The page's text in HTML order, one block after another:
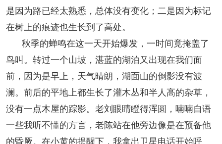
是因为路已经太熟悉，总体没有变化；二是因为标记
在树上的痕迹也生长到了高处。
秋季的蝉鸣在这一天开始爆发，一时间竟掩盖了
鸟叫。转过一个山坡，湛蓝的湖泊又出现在我们面
前，因为是早上，天气晴朗，湖面山的倒影没有波
澜。前后的平地上都生长了灌木丛和半人高的杂草，
没有一点木屋的踪影。老刘眼睛瞪得浑圆，喃喃自语
一些我听不懂的方言，老陈站在他旁边像是在预备他
的昏厥。在小黄的提醒下，我拿出卫星电话开始呼